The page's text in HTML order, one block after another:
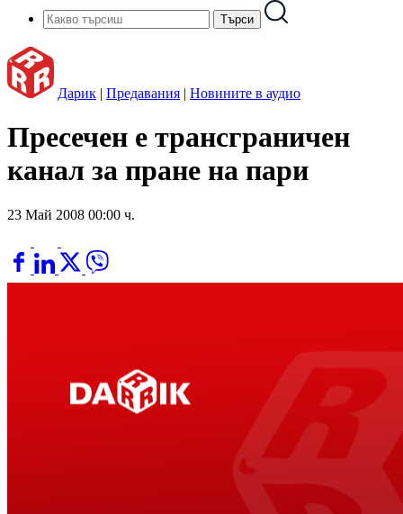
Дарик | Предавания | Новините в аудио
Пресечен е трансграничен
канал за пране на пари
23 Май 2008 00:00 ч.